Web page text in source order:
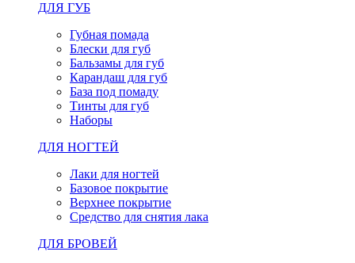
ДЛЯ ГУБ
Губная помада
Блески для губ
Бальзамы для губ
Карандаш для губ
База под помаду
Тинты для губ
Наборы
ДЛЯ НОГТЕЙ
Лаки для ногтей
Базовое покрытие
Верхнее покрытие
Средство для снятия лака
ДЛЯ БРОВЕЙ